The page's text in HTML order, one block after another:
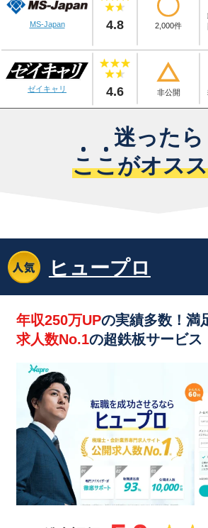
MS-Japan 4.8 2,000件
ゼイキャリ 4.6 非公開
迷ったら
ここがオス
ヒュープロ
年収250万UPの実績多数！満
求人数No.1の超鉄板サービス